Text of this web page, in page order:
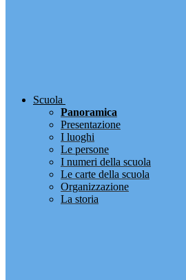
Scuola
Panoramica
Presentazione
I luoghi
Le persone
I numeri della scuola
Le carte della scuola
Organizzazione
La storia